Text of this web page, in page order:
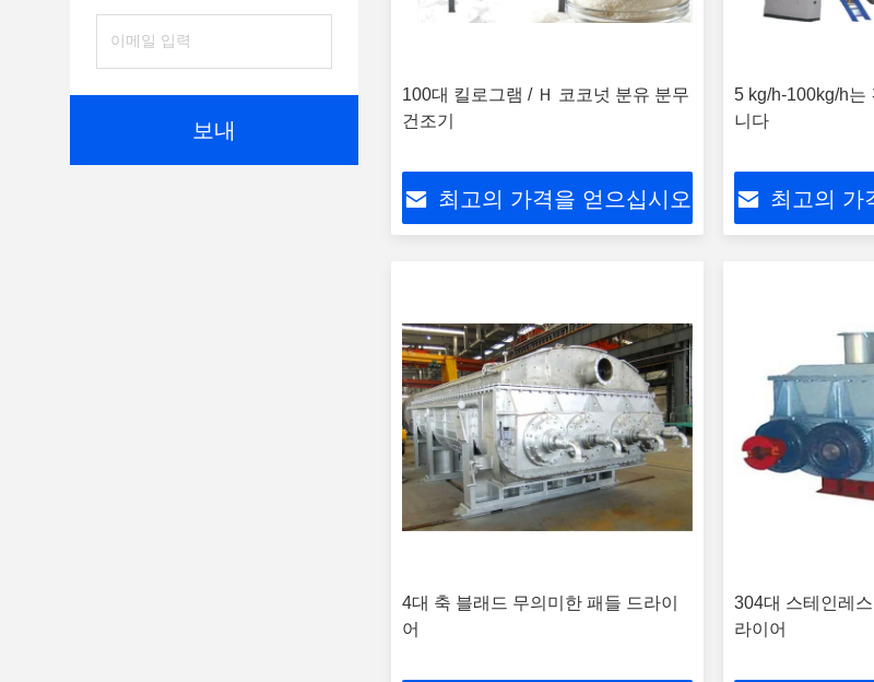
보내
100대 킬로그램 / Ｈ 코코넛 분유 분무
건조기
최고의 가격을 얻으십시오
5 kg/h-100kg/h는
니다
최고의 가
4대 축 블래드 무의미한 패들 드라이
어
304대 스테인레
라이어